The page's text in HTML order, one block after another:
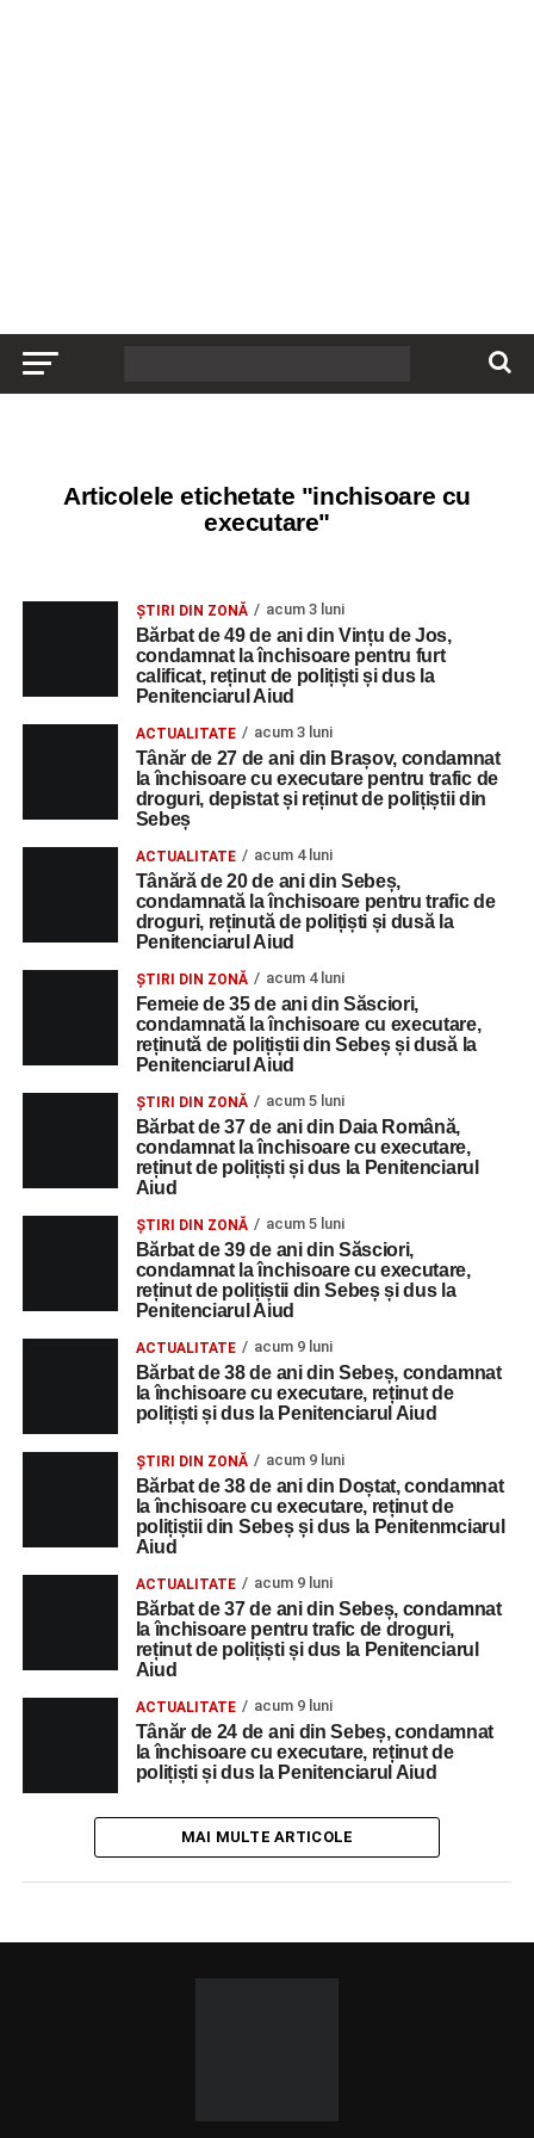
Articolele etichetate "inchisoare cu
executare"
ȘTIRI DIN ZONĂ acum 3 luni
Bărbat de 49 de ani din Vințu de Jos,
condamnat la închisoare pentru furt
calificat, reținut de polițiști și dus la
Penitenciarul Aiud
ACTUALITATE acum 3 luni
Tânăr de 27 de ani din Brașov, condamnat
la închisoare cu executare pentru trafic de
droguri, depistat și reținut de polițiștii din
Sebeș
ACTUALITATE acum 4 luni
Tânără de 20 de ani din Sebeș,
condamnată la închisoare pentru trafic de
droguri, reținută de polițiști și dusă la
Penitenciarul Aiud
ȘTIRI DIN ZONĂ acum 4 luni
Femeie de 35 de ani din Săsciori,
condamnată la închisoare cu executare,
reținută de polițiștii din Sebeș și dusă la
Penitenciarul Aiud
ȘTIRI DIN ZONĂ acum 5 luni
Bărbat de 37 de ani din Daia Română,
condamnat la închisoare cu executare,
reținut de polițiști și dus la Penitenciarul
Aiud
ȘTIRI DIN ZONĂ acum 5 luni
Bărbat de 39 de ani din Săsciori,
condamnat la închisoare cu executare,
reținut de polițiștii din Sebeș și dus la
Penitenciarul Aiud
ACTUALITATE acum 9 luni
Bărbat de 38 de ani din Sebeș, condamnat
la închisoare cu executare, reținut de
polițiști și dus la Penitenciarul Aiud
ȘTIRI DIN ZONĂ acum 9 luni
Bărbat de 38 de ani din Doștat, condamnat
la închisoare cu executare, reținut de
polițiștii din Sebeș și dus la Penitenmciarul
Aiud
ACTUALITATE acum 9 luni
Bărbat de 37 de ani din Sebeș, condamnat
la închisoare pentru trafic de droguri,
reținut de polițiști și dus la Penitenciarul
Aiud
ACTUALITATE acum 9 luni
Tânăr de 24 de ani din Sebeș, condamnat
la închisoare cu executare, reținut de
polițiști și dus la Penitenciarul Aiud
MAI MULTE ARTICOLE